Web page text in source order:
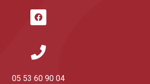
05 53 60 90 04